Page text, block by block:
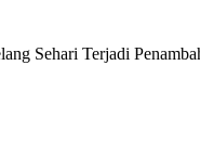
Sehari Terjadi